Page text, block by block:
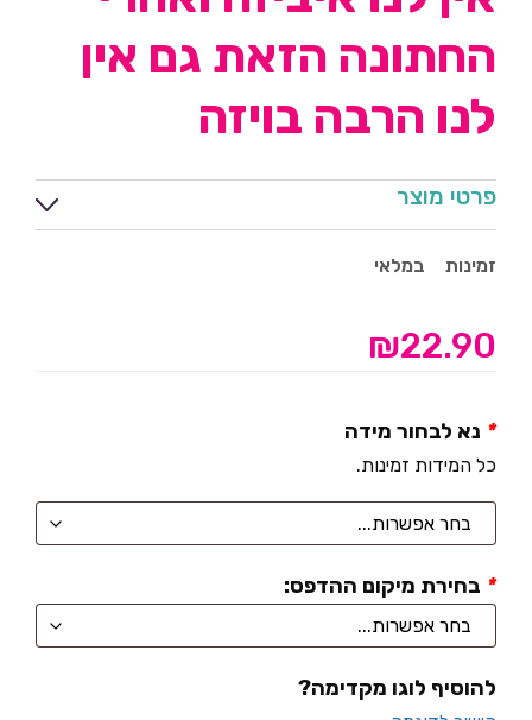
החתונה הזאת גם אין
לנו הרבה בויזה
פרטי מוצר
זמינות במלאי
₪22.90
נא לבחור מידה *
כל המידות זמינות.
בחירת מיקום ההדפס: *
להוסיף לוגו מקדימה?